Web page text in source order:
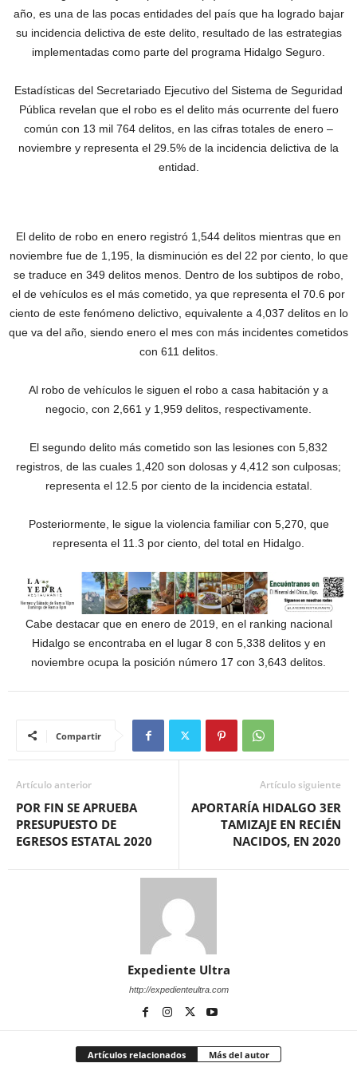
año, es una de las pocas entidades del país que ha logrado bajar
su incidencia delictiva de este delito, resultado de las estrategias
implementadas como parte del programa Hidalgo Seguro.
Estadísticas del Secretariado Ejecutivo del Sistema de Seguridad
Pública revelan que el robo es el delito más ocurrente del fuero
común con 13 mil 764 delitos, en las cifras totales de enero –
noviembre y representa el 29.5% de la incidencia delictiva de la
entidad.
El delito de robo en enero registró 1,544 delitos mientras que en
noviembre fue de 1,195, la disminución es del 22 por ciento, lo que
se traduce en 349 delitos menos. Dentro de los subtipos de robo,
el de vehículos es el más cometido, ya que representa el 70.6 por
ciento de este fenómeno delictivo, equivalente a 4,037 delitos en lo
que va del año, siendo enero el mes con más incidentes cometidos
con 611 delitos.
Al robo de vehículos le siguen el robo a casa habitación y a
negocio, con 2,661 y 1,959 delitos, respectivamente.
El segundo delito más cometido son las lesiones con 5,832
registros, de las cuales 1,420 son dolosas y 4,412 son culposas;
representa el 12.5 por ciento de la incidencia estatal.
Posteriormente, le sigue la violencia familiar con 5,270, que
representa el 11.3 por ciento, del total en Hidalgo.
Cabe destacar que en enero de 2019, en el ranking nacional
Hidalgo se encontraba en el lugar 8 con 5,338 delitos y en
noviembre ocupa la posición número 17 con 3,643 delitos.
Compartir
Artículo anterior
POR FIN SE APRUEBA
PRESUPUESTO DE
EGRESOS ESTATAL 2020
Artículo siguiente
APORTARÍA HIDALGO 3ER
TAMIZAJE EN RECIÉN
NACIDOS, EN 2020
Expediente Ultra
http://expedienteultra.com
Artículos relacionados Más del autor